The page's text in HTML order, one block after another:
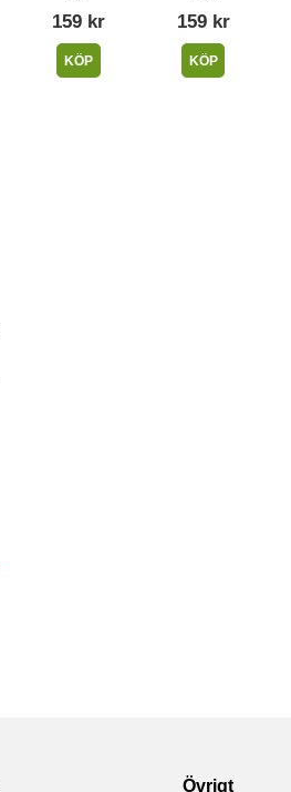
159 kr
KÖP
159 kr
KÖP
Övrigt